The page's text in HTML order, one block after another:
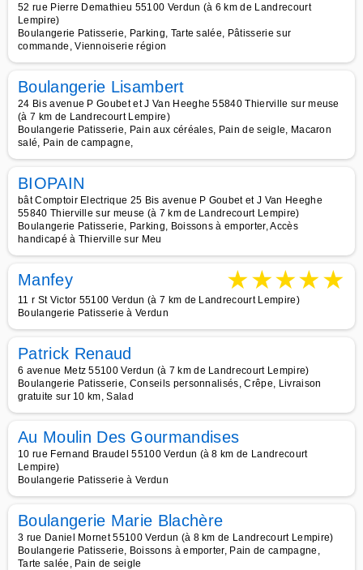
52 rue Pierre Demathieu 55100 Verdun (à 6 km de Landrecourt
Lempire)
Boulangerie Patisserie, Parking, Tarte salée, Pâtisserie sur
commande, Viennoiserie région
Boulangerie Lisambert
24 Bis avenue P Goubet et J Van Heeghe 55840 Thierville sur meuse
(à 7 km de Landrecourt Lempire)
Boulangerie Patisserie, Pain aux céréales, Pain de seigle, Macaron
salé, Pain de campagne,
BIOPAIN
bât Comptoir Electrique 25 Bis avenue P Goubet et J Van Heeghe
55840 Thierville sur meuse (à 7 km de Landrecourt Lempire)
Boulangerie Patisserie, Parking, Boissons à emporter, Accès
handicapé à Thierville sur Meu
Manfey ★★★★★
11 r St Victor 55100 Verdun (à 7 km de Landrecourt Lempire)
Boulangerie Patisserie à Verdun
Patrick Renaud
6 avenue Metz 55100 Verdun (à 7 km de Landrecourt Lempire)
Boulangerie Patisserie, Conseils personnalisés, Crêpe, Livraison
gratuite sur 10 km, Salad
Au Moulin Des Gourmandises
10 rue Fernand Braudel 55100 Verdun (à 8 km de Landrecourt
Lempire)
Boulangerie Patisserie à Verdun
Boulangerie Marie Blachère
3 rue Daniel Mornet 55100 Verdun (à 8 km de Landrecourt Lempire)
Boulangerie Patisserie, Boissons à emporter, Pain de campagne,
Tarte salée, Pain de seigle